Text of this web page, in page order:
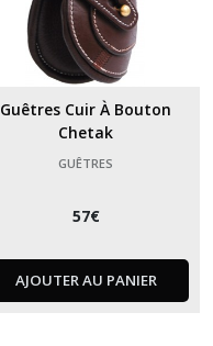
Guêtres Cuir À Bouton
Chetak
GUÊTRES
57€
AJOUTER AU PANIER